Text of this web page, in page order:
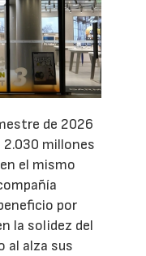
de 2026
millones
el mismo
por
la solidez del
al alza sus